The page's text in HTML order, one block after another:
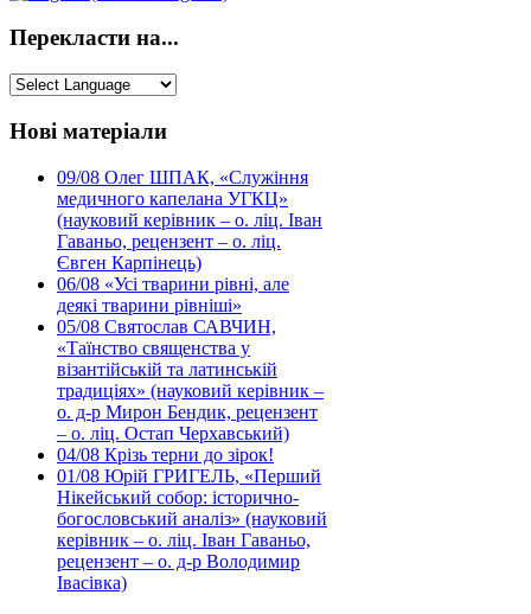
Перекласти на...
Нові матеріали
09/08 Олег ШПАК, «Служіння
медичного капелана УГКЦ»
(науковий керівник – о. ліц. Іван
Гаваньо, рецензент – о. ліц.
Євген Карпінець)
06/08 «Усі тварини рівні, але
деякі тварини рівніші»
05/08 Святослав САВЧИН,
«Таїнство священства у
візантійській та латинській
традиціях» (науковий керівник –
о. д-р Мирон Бендик, рецензент
– о. ліц. Остап Черхавський)
04/08 Крізь терни до зірок!
01/08 Юрій ГРИГЕЛЬ, «Перший
Нікейський собор: історично-
богословський аналіз» (науковий
керівник – о. ліц. Іван Гаваньо,
рецензент – о. д-р Володимир
Івасівка)